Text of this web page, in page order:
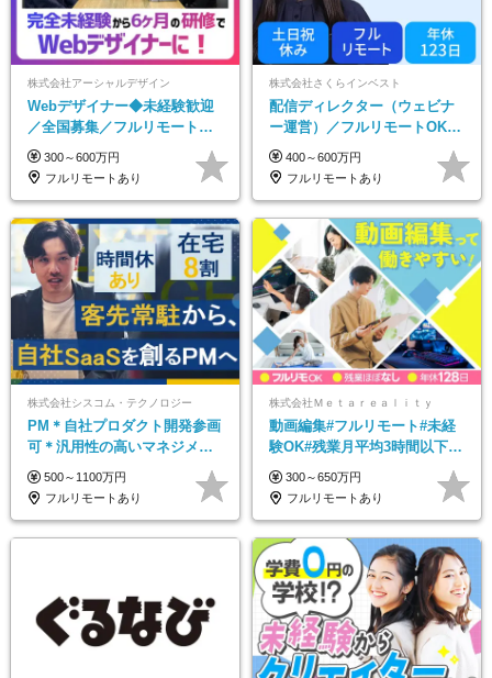
株式会社アーシャルデザイン
Webデザイナー◆未経験歓迎
／全国募集／フルリモート／
最大6ヵ月の実践型研修／月給
25万円以上
300～600万円
フルリモートあり
株式会社さくらインベスト
配信ディレクター（ウェビナ
ー運営）／フルリモートOK／
土日祝休み／年休123日／年収
600万円可
400～600万円
フルリモートあり
株式会社シスコム・テクノロジー
PM＊自社プロダクト開発参画
可＊汎用性の高いマネジメン
トスキル＊年収1000万以上可
500～1100万円
フルリモートあり
株式会社Ｍｅｔａｒｅａｌｉｔｙ
動画編集#フルリモート#未経
験OK#残業月平均3時間以下#
土日祝休み#年休128日
300～650万円
フルリモートあり